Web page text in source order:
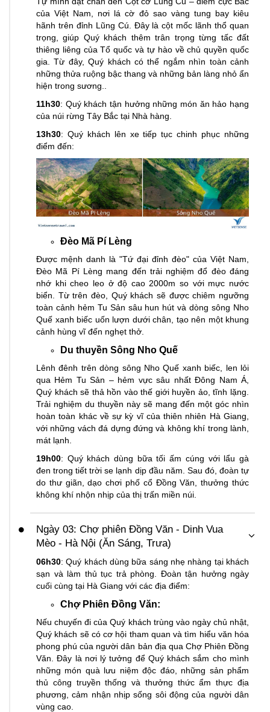
của Việt Nam, nơi lá cờ đỏ sao vàng tung bay kiêu
hãnh trên đỉnh Lũng Cú. Đây là cột mốc lãnh thổ quan
trọng, giúp Quý khách thêm trân trọng từng tấc đất
thiêng liêng của Tổ quốc và tự hào về chủ quyền quốc
gia. Từ đây, Quý khách có thể ngắm nhìn toàn cảnh
những thửa ruộng bậc thang và những bản làng nhỏ ẩn
hiện trong sương..
11h30: Quý khách tận hưởng những món ăn hảo hạng
của núi rừng Tây Bắc tại Nhà hàng.
13h30: Quý khách lên xe tiếp tục chinh phục những
điểm đến:
Đèo Mã Pí Lèng
Được mệnh danh là "Tứ đại đỉnh đèo" của Việt Nam,
Đèo Mã Pí Lèng mang đến trải nghiệm đổ đèo đáng
nhớ khi cheo leo ở độ cao 2000m so với mực nước
biển. Từ trên đèo, Quý khách sẽ được chiêm ngưỡng
toàn cảnh hẻm Tu Sản sâu hun hút và dòng sông Nho
Quế xanh biếc uốn lượn dưới chân, tạo nên một khung
cảnh hùng vĩ đến nghẹt thở.
Du thuyền Sông Nho Quế
Lênh đênh trên dòng sông Nho Quế xanh biếc, len lỏi
qua Hẻm Tu Sản – hẻm vực sâu nhất Đông Nam Á,
Quý khách sẽ thả hồn vào thế giới huyền ảo, tĩnh lặng.
Trải nghiệm du thuyền này sẽ mang đến một góc nhìn
hoàn toàn khác về sự kỳ vĩ của thiên nhiên Hà Giang,
với những vách đá dựng đứng và không khí trong lành,
mát lạnh.
19h00: Quý khách dùng bữa tối ấm cúng với lẩu gà
đen trong tiết trời se lạnh dịp đầu năm. Sau đó, đoàn tự
do thư giãn, dạo chơi phố cổ Đồng Văn, thưởng thức
không khí nhộn nhịp của thị trấn miền núi.
Ngày 03: Chợ phiên Đồng Văn - Dinh Vua
Mèo - Hà Nội (Ăn Sáng, Trưa)
06h30: Quý khách dùng bữa sáng nhẹ nhàng tại khách
sạn và làm thủ tục trả phòng. Đoàn tận hưởng ngày
cuối cùng tại Hà Giang với các địa điểm:
Chợ Phiên Đồng Văn:
Nếu chuyến đi của Quý khách trùng vào ngày chủ nhật,
Quý khách sẽ có cơ hội tham quan và tìm hiểu văn hóa
phong phú của người dân bản địa qua Chợ Phiên Đồng
Văn. Đây là nơi lý tưởng để Quý khách sắm cho mình
những món quà lưu niệm độc đáo, những sản phẩm
thủ công truyền thống và thưởng thức ẩm thực địa
phương, cảm nhận nhịp sống sôi động của người dân
vùng cao.